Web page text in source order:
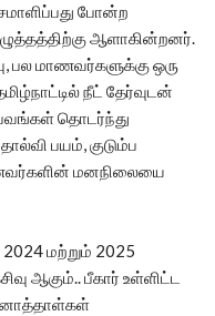
போன்ற
ஆளாகின்றனர்.
பல மாணவர்களுக்கு ஒரு
நீட் தேர்வுடன்
தொடர்ந்து
பயம், குடும்ப
மனநிலையை
மற்றும் 2025
ஆகும்.. பீகார் உள்ளிட்ட